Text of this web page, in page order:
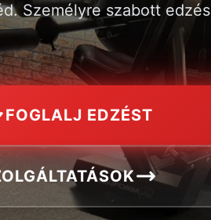
Személyre szabott edzés
FOGLALJ EDZÉST